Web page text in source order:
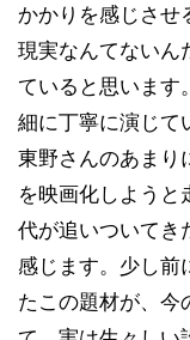
かかりを感じさせ
現実なんてないん
ていると思います
細に丁寧に演じて
東野さんのあまり
を映画化しようと
代が追いついてき
感じます。少し前
たこの題材が、今